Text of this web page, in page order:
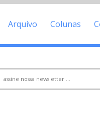
Arquivo Colunas